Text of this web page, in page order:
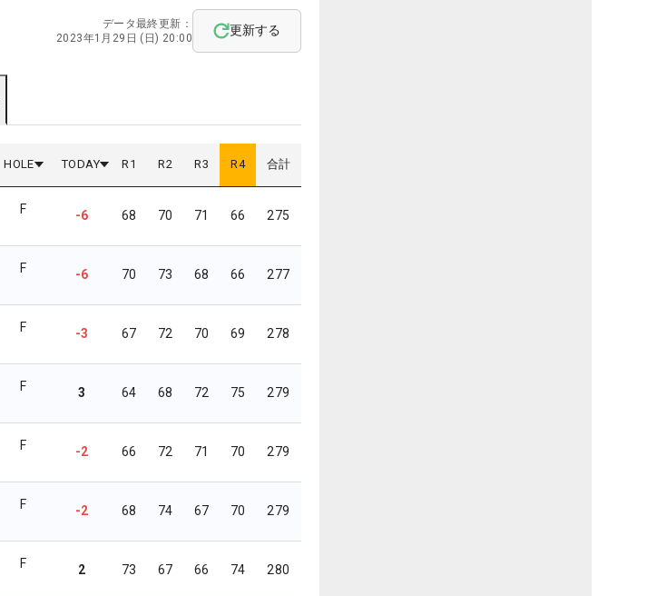
データ最終更新：
2023年1月29日 (日) 20:00
更新する
HOLE TODAY R 1 R2 R3 R4 合計
F -6 68 70 71 66 275
F -6 70 73 68 66 277
F -3 67 72 70 69 278
F 3 64 68 72 75 279
F -2 66 72 71 70 279
F -2 68 74 67 70 279
F 2 73 67 66 74 280